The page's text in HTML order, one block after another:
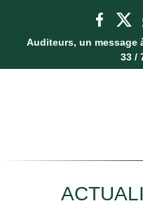
Auditeurs, un message
33 /